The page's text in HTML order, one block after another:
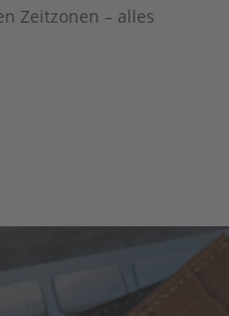
Zeitzonen – alles